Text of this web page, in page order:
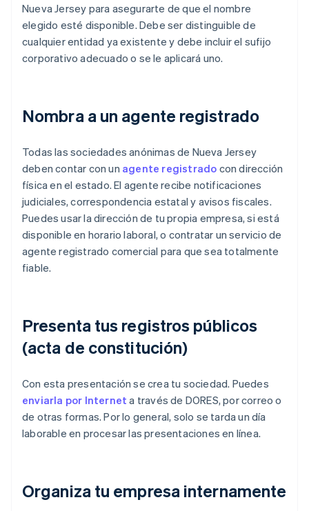
Nueva Jersey para asegurarte de que el nombre
elegido esté disponible. Debe ser distinguible de
cualquier entidad ya existente y debe incluir el sufijo
corporativo adecuado o se le aplicará uno.
Nombra a un agente registrado
Todas las sociedades anónimas de Nueva Jersey
deben contar con un agente registrado con dirección
física en el estado. El agente recibe notificaciones
judiciales, correspondencia estatal y avisos fiscales.
Puedes usar la dirección de tu propia empresa, si está
disponible en horario laboral, o contratar un servicio de
agente registrado comercial para que sea totalmente
fiable.
Presenta tus registros públicos
(acta de constitución)
Con esta presentación se crea tu sociedad. Puedes
enviarla por Internet a través de DORES, por correo o
de otras formas. Por lo general, solo se tarda un día
laborable en procesar las presentaciones en línea.
Organiza tu empresa internamente